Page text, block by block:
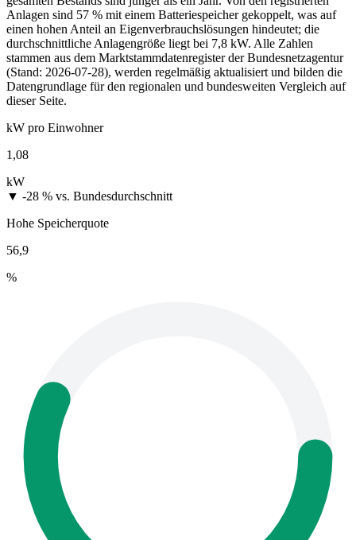
Anlagen sind 57 % mit einem Batteriespeicher gekoppelt, was auf
einen hohen Anteil an Eigenverbrauchslösungen hindeutet; die
durchschnittliche Anlagengröße liegt bei 7,8 kW. Alle Zahlen
stammen aus dem Marktstammdatenregister der Bundesnetzagentur
(Stand: 2026-07-28), werden regelmäßig aktualisiert und bilden die
Datengrundlage für den regionalen und bundesweiten Vergleich auf
dieser Seite.
kW pro Einwohner
1,08
kW
▼ -28 % vs. Bundesdurchschnitt
Hohe Speicherquote
56,9
%